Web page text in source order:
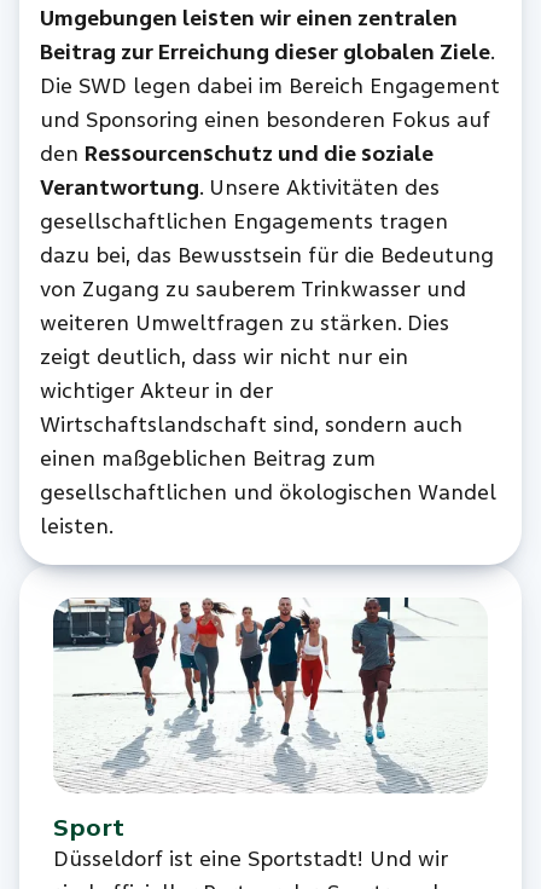
Umgebungen leisten wir einen zentralen
Beitrag zur Erreichung dieser globalen Ziele.
Die SWD legen dabei im Bereich Engagement
und Sponsoring einen besonderen Fokus auf
den Ressourcenschutz und die soziale
Verantwortung. Unsere Aktivitäten des
gesellschaftlichen Engagements tragen
dazu bei, das Bewusstsein für die Bedeutung
von Zugang zu sauberem Trinkwasser und
weiteren Umweltfragen zu stärken. Dies
zeigt deutlich, dass wir nicht nur ein
wichtiger Akteur in der
Wirtschaftslandschaft sind, sondern auch
einen maßgeblichen Beitrag zum
gesellschaftlichen und ökologischen Wandel
leisten.
Sport
Düsseldorf ist eine Sportstadt! Und wir